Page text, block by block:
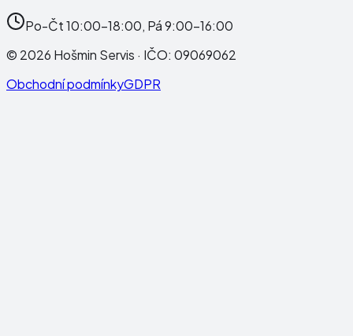
Po-Čt 10:00-18:00, Pá 9:00-16:00
© 2026 Hošmin Servis · IČO: 09069062
Obchodní podmínkyGDPR